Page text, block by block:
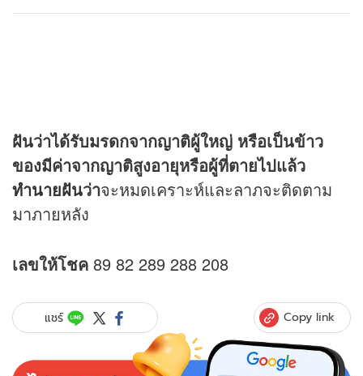
ฝันว่าได้รับมรดกจากญาติผู้ใหญ่ หรือเป็นข้าว
ของมีค่าจากญาติสูงอายุหรือผู้ที่ตายไปแล้ว
ทำนายฝันว่าจะหมดเคราะห์และลาภจะติดตาม
มาภายหลัง
เลขให้โชค 89 82 289 288 208
แชร์ Copy link